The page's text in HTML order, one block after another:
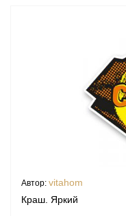
Автор: vitahom
Краш. Яркий